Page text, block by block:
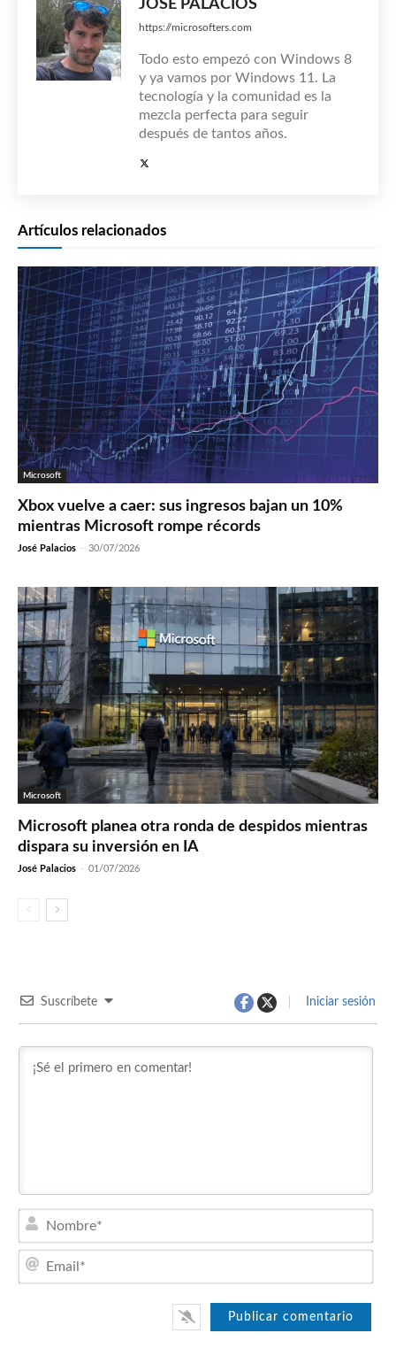
JOSÉ PALACIOS
https://microsofters.com
Todo esto empezó con Windows 8
y ya vamos por Windows 11. La
tecnología y la comunidad es la
mezcla perfecta para seguir
después de tantos años.
Artículos relacionados
Microsoft
Xbox vuelve a caer: sus ingresos bajan un 10%
mientras Microsoft rompe récords
José Palacios - 30/07/2026
Microsoft
Microsoft planea otra ronda de despidos mientras
dispara su inversión en IA
José Palacios - 01/07/2026
Suscríbete Iniciar sesión